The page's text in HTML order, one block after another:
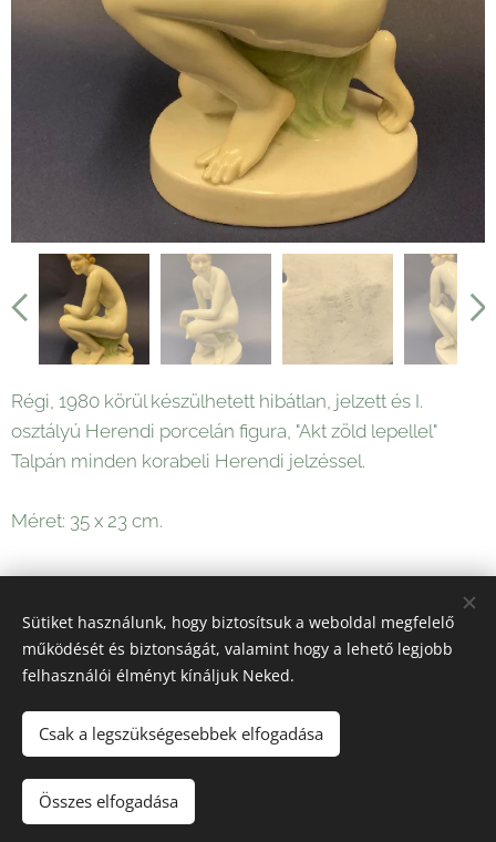
Régi, 1980 körül készülhetett hibátlan, jelzett és I.
osztályú Herendi porcelán figura, "Akt zöld lepellel"
Talpán minden korabeli Herendi jelzéssel.
Méret: 35 x 23 cm.
78 000Ft
Sütiket használunk, hogy biztosítsuk a weboldal megfelelő
működését és biztonságát, valamint hogy a lehető legjobb
felhasználói élményt kínáljuk Neked.
Csak a legszükségesebbek elfogadása
Összes elfogadása